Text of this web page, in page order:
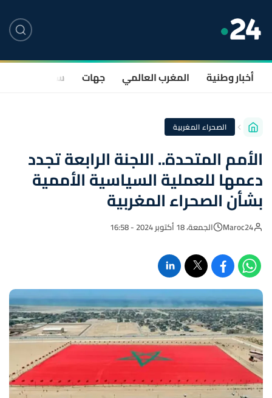
أخبار وطنية المغرب العالمي جهات سياسة
الصحراء المغربية
الأمم المتحدة.. اللجنة الرابعة تجدد
دعمها للعملية السياسية الأممية
بشأن الصحراء المغربية
Maroc24 الجمعة، 18 أكتوبر 2024 - 16:58